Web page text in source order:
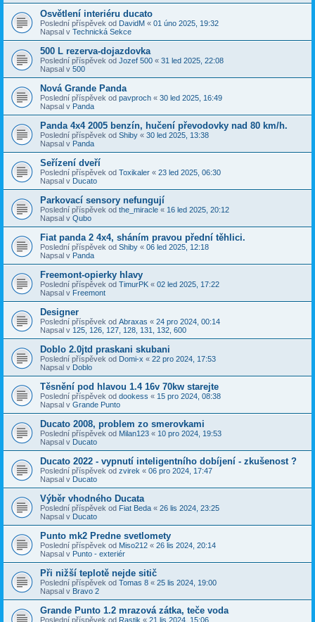
Osvětlení interiéru ducato
Poslední příspěvek od DavidM « 01 úno 2025, 19:32
Napsal v Technická Sekce
500 L rezerva-dojazdovka
Poslední příspěvek od Jozef 500 « 31 led 2025, 22:08
Napsal v 500
Nová Grande Panda
Poslední příspěvek od pavproch « 30 led 2025, 16:49
Napsal v Panda
Panda 4x4 2005 benzín, hučení převodovky nad 80 km/h.
Poslední příspěvek od Shiby « 30 led 2025, 13:38
Napsal v Panda
Seřízení dveří
Poslední příspěvek od Toxikaler « 23 led 2025, 06:30
Napsal v Ducato
Parkovací sensory nefungují
Poslední příspěvek od the_miracle « 16 led 2025, 20:12
Napsal v Qubo
Fiat panda 2 4x4, sháním pravou přední těhlici.
Poslední příspěvek od Shiby « 06 led 2025, 12:18
Napsal v Panda
Freemont-opierky hlavy
Poslední příspěvek od TimurPK « 02 led 2025, 17:22
Napsal v Freemont
Designer
Poslední příspěvek od Abraxas « 24 pro 2024, 00:14
Napsal v 125, 126, 127, 128, 131, 132, 600
Doblo 2.0jtd praskani skubani
Poslední příspěvek od Domi-x « 22 pro 2024, 17:53
Napsal v Doblo
Těsnění pod hlavou 1.4 16v 70kw starejte
Poslední příspěvek od dookess « 15 pro 2024, 08:38
Napsal v Grande Punto
Ducato 2008, problem zo smerovkami
Poslední příspěvek od Milan123 « 10 pro 2024, 19:53
Napsal v Ducato
Ducato 2022 - vypnutí inteligentního dobíjení - zkušenost ?
Poslední příspěvek od zvirek « 06 pro 2024, 17:47
Napsal v Ducato
Výběr vhodného Ducata
Poslední příspěvek od Fiat Beda « 26 lis 2024, 23:25
Napsal v Ducato
Punto mk2 Predne svetlomety
Poslední příspěvek od Miso212 « 26 lis 2024, 20:14
Napsal v Punto - exteriér
Při nižší teplotě nejde sitič
Poslední příspěvek od Tomas 8 « 25 lis 2024, 19:00
Napsal v Bravo 2
Grande Punto 1.2 mrazová zátka, teče voda
Poslední příspěvek od Rastik « 21 lis 2024, 15:06